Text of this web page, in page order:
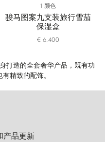
1 颜色
骏马图案九支装旅行雪茄
保湿盒
€ 6.400
打造的全套奢华产品，既有功
精致的配饰。
产品更新